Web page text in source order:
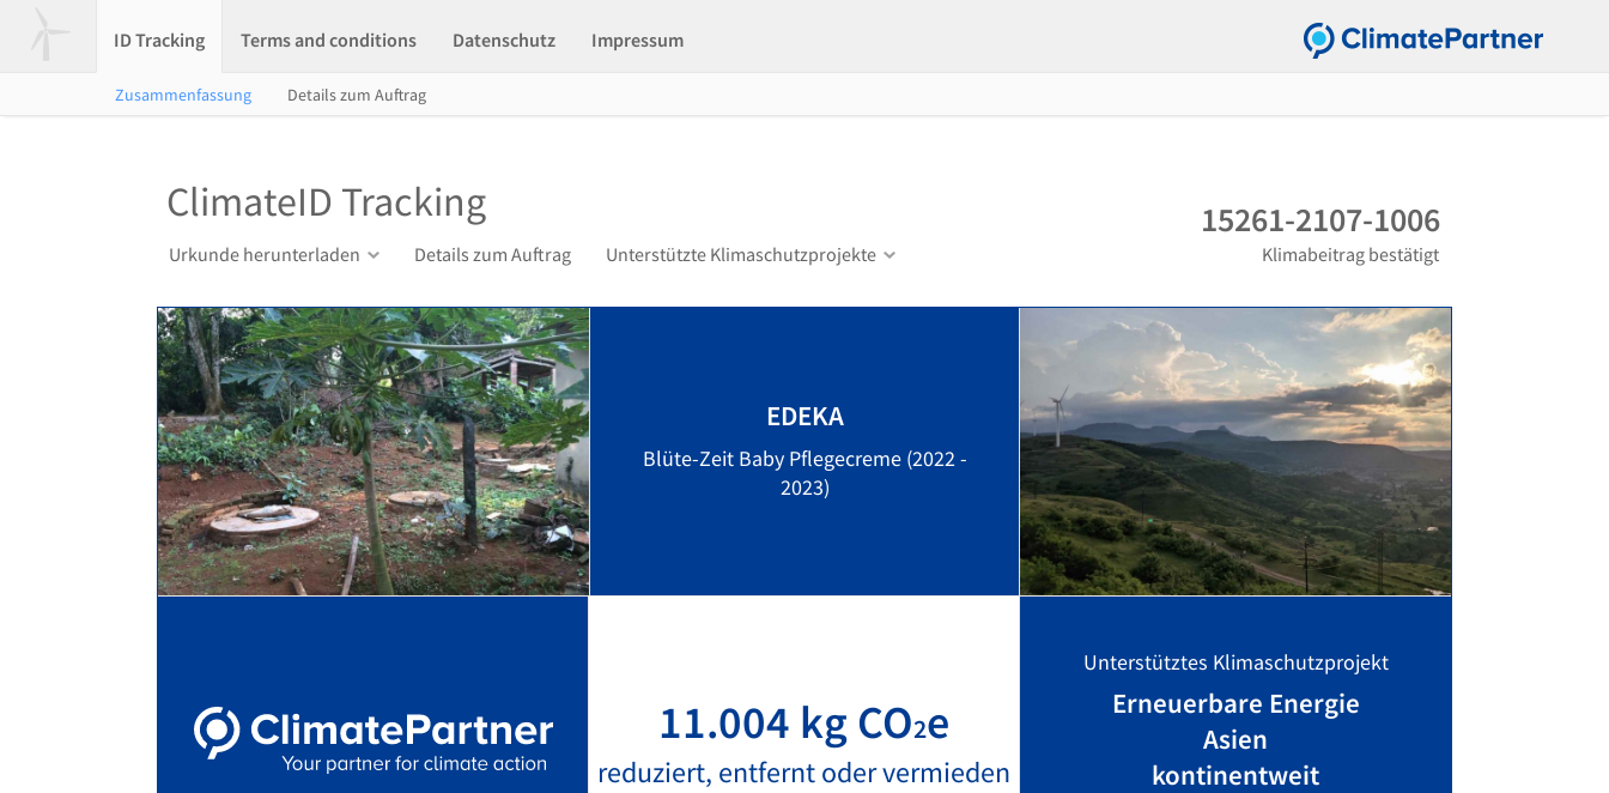
ID Tracking Terms and conditions Datenschutz Impressum
Zusammenfassung Details zum Auftrag
ClimateID Tracking
Urkunde herunterladen Details zum Auftrag Unterstützte Klimaschutzprojekte
15261-2107-1006
Klimabeitrag bestätigt
EDEKA
Blüte-Zeit Baby Pflegecreme (2022 -
2023)
11.004 kg CO2e
reduziert, entfernt oder vermieden
Unterstütztes Klimaschutzprojekt
Erneuerbare Energie
Asien
kontinentweit